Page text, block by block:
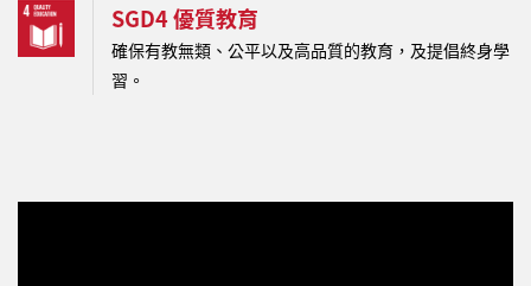
SGD4 優質教育
確保有教無類、公平以及高品質的教育，及提倡終身學
習。